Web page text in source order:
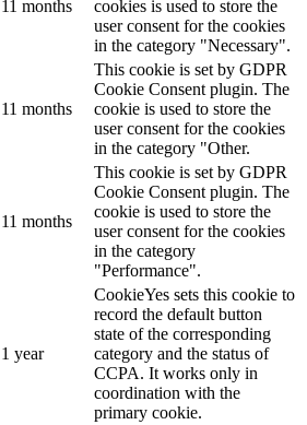
11 months
cookies is used to store the
user consent for the cookies
in the category "Necessary".
11 months
This cookie is set by GDPR
Cookie Consent plugin. The
cookie is used to store the
user consent for the cookies
in the category "Other.
11 months
This cookie is set by GDPR
Cookie Consent plugin. The
cookie is used to store the
user consent for the cookies
in the category
"Performance".
1 year
CookieYes sets this cookie to
record the default button
state of the corresponding
category and the status of
CCPA. It works only in
coordination with the
primary cookie.